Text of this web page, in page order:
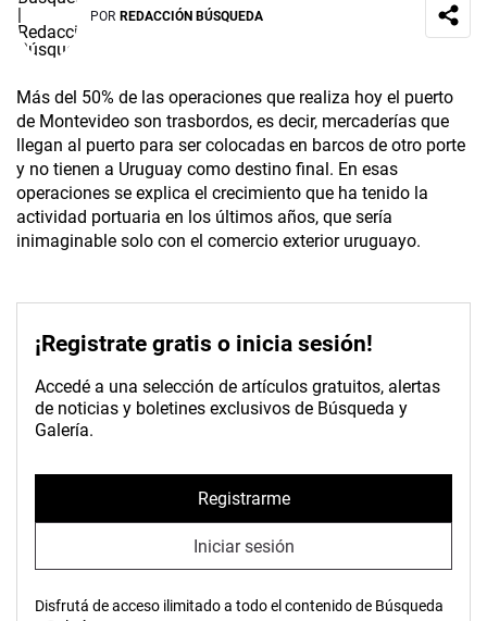
POR REDACCIÓN BÚSQUEDA
Más del 50% de las operaciones que realiza hoy el puerto
de Montevideo son trasbordos, es decir, mercaderías que
llegan al puerto para ser colocadas en barcos de otro porte
y no tienen a Uruguay como destino final. En esas
operaciones se explica el crecimiento que ha tenido la
actividad portuaria en los últimos años, que sería
inimaginable solo con el comercio exterior uruguayo.
¡Registrate gratis o inicia sesión!
Accedé a una selección de artículos gratuitos, alertas
de noticias y boletines exclusivos de Búsqueda y
Galería.
Registrarme
Iniciar sesión
Disfrutá de acceso ilimitado a todo el contenido de Búsqueda